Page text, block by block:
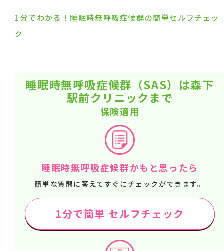
1分でわかる！睡眠時無呼吸症候群の簡単セルフチェッ
ク
睡眠時無呼吸症候群（SAS）は森下
駅前クリニックまで
保険適用
睡眠時無呼吸症候群かもと思ったら
簡単な質問に答えてすぐにチェックができます。
1分で簡単 セルフチェック